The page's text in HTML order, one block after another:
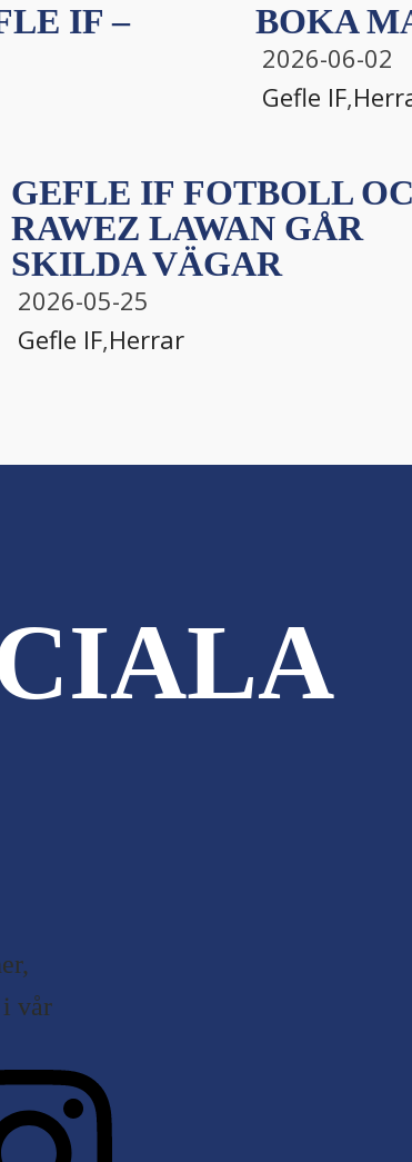
IF –
BOKA
2026-06-02
Gefle IF,
GEFLE IF FOTBOLL
RAWEZ LAWAN GÅR
SKILDA VÄGAR
2026-05-25
Gefle IF,Herrar
i vår